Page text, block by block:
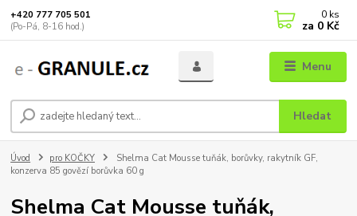
Menu
Hledat
+420 777 705 501
(Po-Pá, 8-16 hod.)
0 ks
za 0 Kč
Úvod pro KOČKY
Shelma Cat Mousse tuňák, borůvky, rakytník GF,
konzerva 85 govězí borůvka 60 g
Shelma Cat Mousse tuňák,